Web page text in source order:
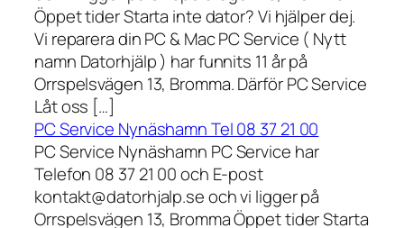
Öppet tider Starta inte dator? Vi hjälper dej.
Vi reparera din PC & Mac PC Service ( Nytt
namn Datorhjälp ) har funnits 11 år på
Orrspelsvägen 13, Bromma. Därför PC Service
Låt oss […]
PC Service Nynäshamn Tel 08 37 21 00
PC Service Nynäshamn PC Service har
Telefon 08 37 21 00 och E-post
kontakt@datorhjalp.se och vi ligger på
Orrspelsvägen 13, Bromma Öppet tider Starta